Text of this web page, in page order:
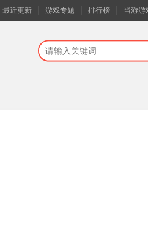
最近更新 游戏专题 排行榜 当游游